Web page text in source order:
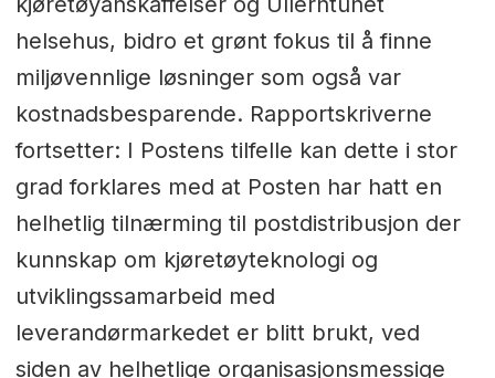
helsehus, bidro et grønt fokus til å finne
miljøvennlige løsninger som også var
kostnadsbesparende. Rapportskriverne
fortsetter: I Postens tilfelle kan dette i stor
grad forklares med at Posten har hatt en
helhetlig tilnærming til postdistribusjon der
kunnskap om kjøretøyteknologi og
utviklingssamarbeid med
leverandørmarkedet er blitt brukt, ved
siden av helhetlige organisasjonsmessige